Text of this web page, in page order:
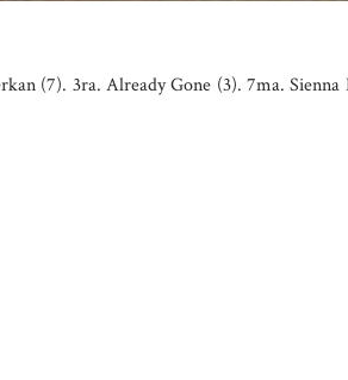
(7). 3ra. Already Gone (3). 7ma.